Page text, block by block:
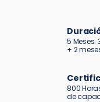
5 Meses:
+ 2
800
de